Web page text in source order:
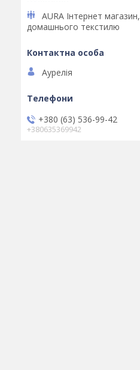
AURA Інтернет магазин,
домашнього текстилю
Аурелія
+380 (63) 536-99-42
+380635369942